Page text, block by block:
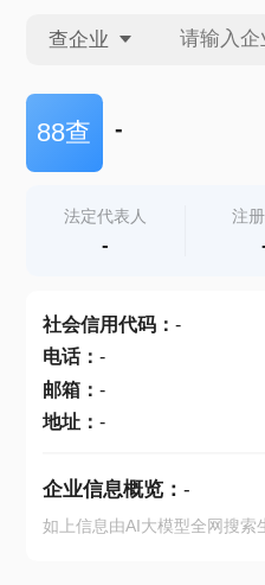
查企业
查企业
查产地
88查 -
法定代表人
-
注
社会信用代码： -
电话： -
邮箱： -
地址： -
企业信息概览： -
如上信息由AI大模型全网搜索